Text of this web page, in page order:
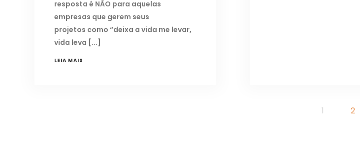
resposta é NÃO para aquelas
empresas que gerem seus
projetos como “deixa a vida me levar,
vida leva
LEIA MAIS
1 2